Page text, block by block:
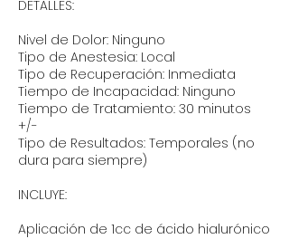
DETALLES:
Nivel de Dolor: Ninguno
Tipo de Anestesia: Local
Tipo de Recuperación: Inmediata
Tiempo de Incapacidad: Ninguno
Tiempo de Tratamiento: 30 minutos
+/-
Tipo de Resultados: Temporales (no
dura para siempre)
INCLUYE:
Aplicación de 1cc de ácido hialurónico